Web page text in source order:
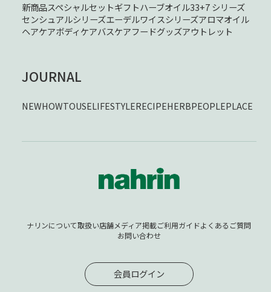
新商品スペシャルセットギフトハーブオイル33+7 シリーズ
センシュアルシリーズエーデルワイスシリーズアロマオイル
ヘアケアボディケアバスケアフードグッズアウトレット
JOURNAL
NEWHOWTOUSELIFESTYLERECIPEHERBPEOPLEPLACE
ナリンについて取扱い店舗メディア掲載ご利用ガイドよくあるご質問
お問い合わせ
会員ログイン